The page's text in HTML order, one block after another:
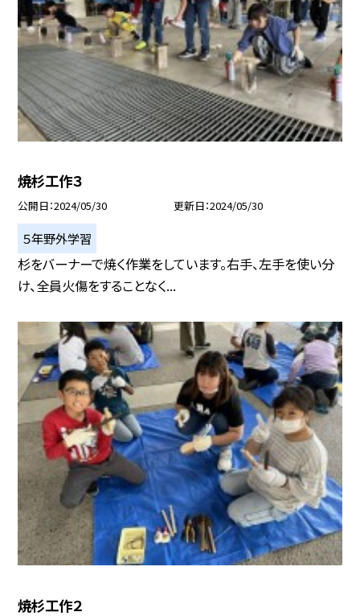
焼杉工作３
公開日 2024/05/30 更新日 2024/05/30
５年野外学習
杉をバーナーで焼く作業をしています。右手、左手を使い分
け、全員火傷をすることなく...
焼杉工作２